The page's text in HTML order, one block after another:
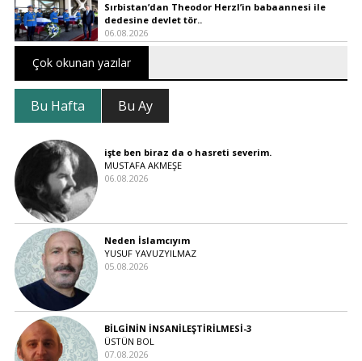
Sırbistan’dan Theodor Herzl’in babaannesi ile
dedesine devlet tör..
06.08.2026
Çok okunan yazılar
Bu Hafta Bu Ay
işte ben biraz da o hasreti severim.
MUSTAFA AKMEŞE
06.08.2026
Neden İslamcıyım
YUSUF YAVUZYILMAZ
05.08.2026
BİLGİNİN İNSANİLEŞTİRİLMESİ-3
ÜSTÜN BOL
07.08.2026